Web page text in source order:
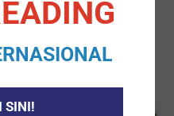
SINI!